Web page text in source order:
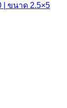
| ขนาด 2.5×5